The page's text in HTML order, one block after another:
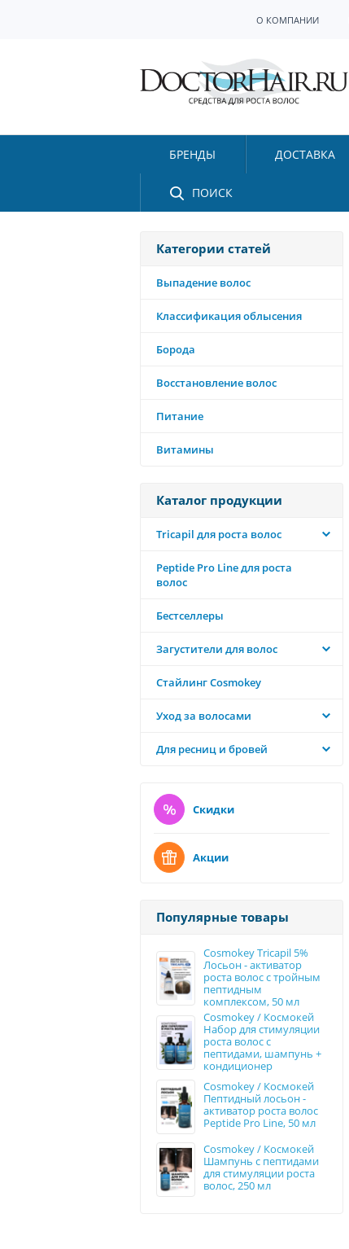
О КОМПАНИИ
БРЕНДЫ ДОСТАВКА
ПОИСК
Категории статей
Выпадение волос
Классификация облысения
Борода
Восстановление волос
Питание
Витамины
Каталог продукции
Tricapil для роста волос
Peptide Pro Line для роста
волос
Бестселлеры
Загустители для волос
Стайлинг Cosmokey
Уход за волосами
Для ресниц и бровей
Скидки
Акции
Популярные товары
Cosmokey Tricapil 5%
Лосьон - активатор
роста волос с тройным
пептидным
комплексом, 50 мл
Cosmokey / Космокей
Набор для стимуляции
роста волос с
пептидами, шампунь +
кондиционер
Cosmokey / Космокей
Пептидный лосьон -
активатор роста волос
Peptide Pro Line, 50 мл
Cosmokey / Космокей
Шампунь с пептидами
для стимуляции роста
волос, 250 мл